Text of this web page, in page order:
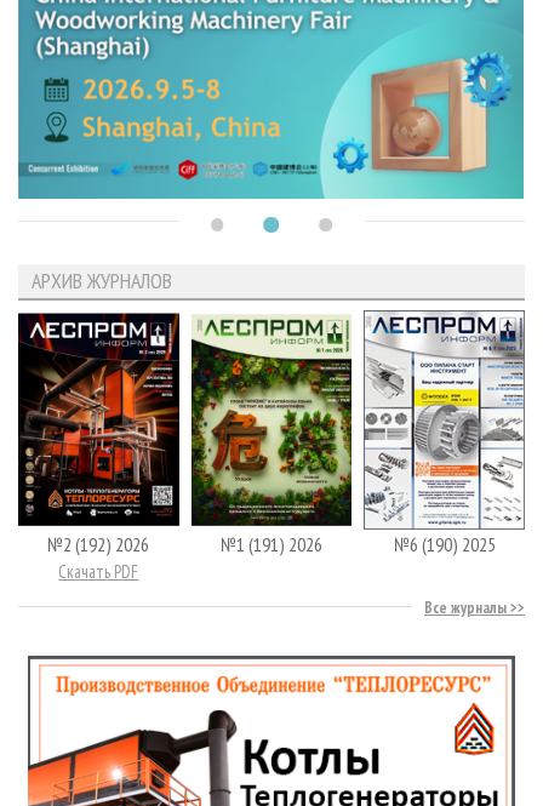
АРХИВ ЖУРНАЛОВ
№2 (192) 2026
Скачать PDF
№1 (191) 2026 №6 (190) 2025
Все журналы